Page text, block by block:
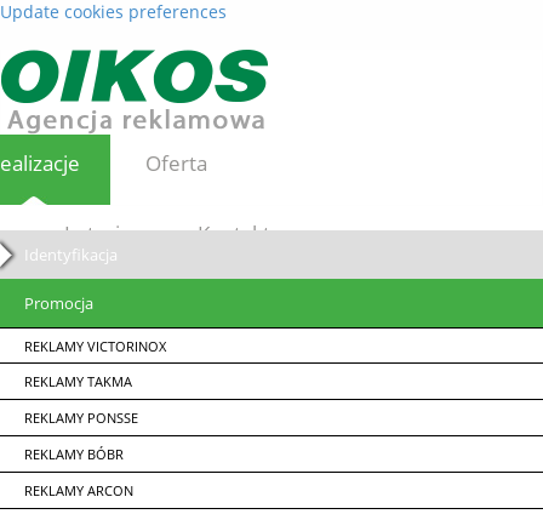
Update cookies preferences
Oferta
Loterie Kontakt
Identyfikacja
Promocja
REKLAMY VICTORINOX
REKLAMY TAKMA
REKLAMY PONSSE
REKLAMY BÓBR
REKLAMY ARCON